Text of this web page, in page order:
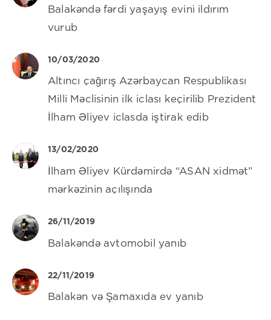
Balakəndə fərdi yaşayış evini ildırım
vurub
10/03/2020
Altıncı çağırış Azərbaycan Respublikası
Milli Məclisinin ilk iclası keçirilib Prezident
İlham Əliyev iclasda iştirak edib
13/02/2020
İlham Əliyev Kürdəmirdə “ASAN xidmət”
mərkəzinin açılışında
26/11/2019
Balakəndə avtomobil yanıb
22/11/2019
Balakən və Şamaxıda ev yanıb